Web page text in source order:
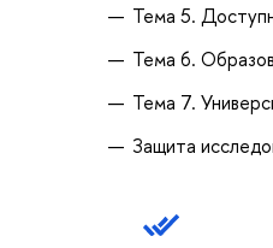
Тема 5.
Тема 6.
Тема 7.
Защита